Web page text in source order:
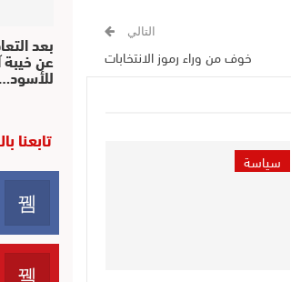
التالي
خوف من وراء رموز الانتخابات
سياسة
بعد
عن خيبة
تابعنا